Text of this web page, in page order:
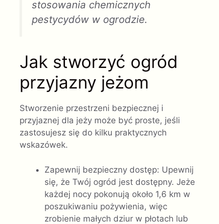
stosowania chemicznych
pestycydów w ogrodzie.
Jak stworzyć ogród
przyjazny jeżom
Stworzenie przestrzeni bezpiecznej i
przyjaznej dla jeży może być proste, jeśli
zastosujesz się do kilku praktycznych
wskazówek.
Zapewnij bezpieczny dostęp: Upewnij
się, że Twój ogród jest dostępny. Jeże
każdej nocy pokonują około 1,6 km w
poszukiwaniu pożywienia, więc
zrobienie małych dziur w płotach lub